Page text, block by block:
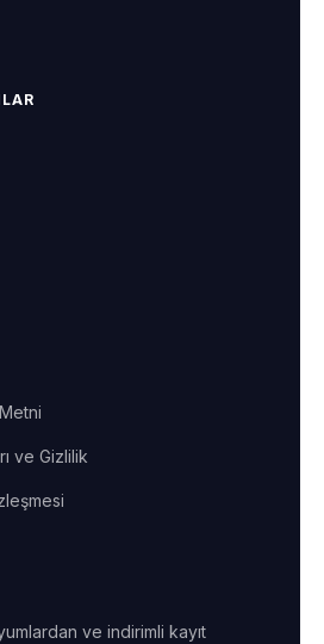
ve Gizlilik
ve indirimli kayıt